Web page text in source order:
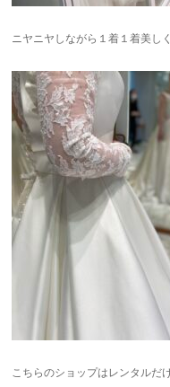
ニヤニヤしながら１着１着美し
こちらのショップはレンタルだ